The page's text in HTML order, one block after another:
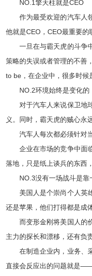
NO.1擎天柱就是CEO
作为最受欢迎的汽车人领
他就是CEO，CEO最重要
一旦在与霸天虎的斗争中
策略的失误或者管理的不善
to be，在企业中，很多时候
NO.2环境始终是变化的
对于汽车人来说保卫地球
义。同时，霸天虎的贼心永
汽车人每次都必须针对当
企业在市场的竞争中面临
落地，只是纸上谈兵的东西
NO.3没有一场战斗是靠
美国人是个崇尚个人英雄
还是苹果，他们打得都是成
而变形金刚将美国人的价
主力的探长和漂移，还有负
在制造企业内，业务、采
直接会反应出的问题就是